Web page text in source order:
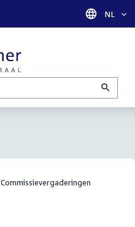
Taal
NL
Commissievergaderingen